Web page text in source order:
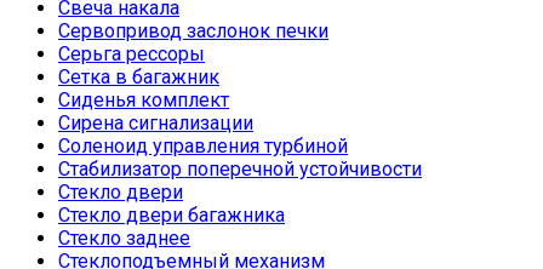
Свеча накала
Сервопривод заслонок печки
Серьга рессоры
Сетка в багажник
Сиденья комплект
Сирена сигнализации
Соленоид управления турбиной
Стабилизатор поперечной устойчивости
Стекло двери
Стекло двери багажника
Стекло заднее
Стеклоподъемный механизм